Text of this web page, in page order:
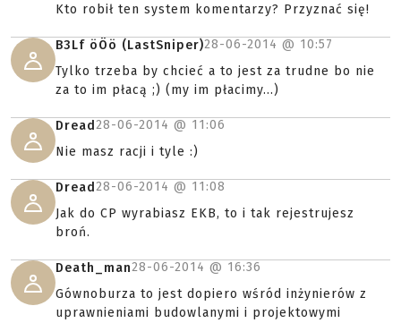
Kto robił ten system komentarzy? Przyznać się!
B3Lf öÖö (LastSniper)28-06-2014 @ 10:57
Tylko trzeba by chcieć a to jest za trudne bo nie
za to im płacą ;) (my im płacimy...)
Dread28-06-2014 @ 11:06
Nie masz racji i tyle :)
Dread28-06-2014 @ 11:08
Jak do CP wyrabiasz EKB, to i tak rejestrujesz
broń.
Death_man28-06-2014 @ 16:36
Gównoburza to jest dopiero wśród inżynierów z
uprawnieniami budowlanymi i projektowymi